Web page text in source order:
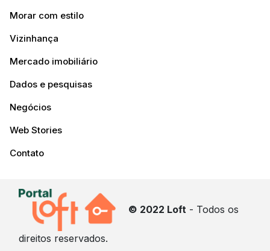
Morar com estilo
Vizinhança
Mercado imobiliário
Dados e pesquisas
Negócios
Web Stories
Contato
© 2022 Loft - Todos os
direitos reservados.